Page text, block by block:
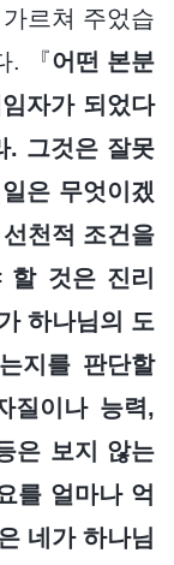
르쳐 주었습
. 『어떤 본분
자가 되었다
. 그것은 잘못
은 무엇이겠
천적 조건을
할 것은 진리
하나님의 도
지를 판단할
질이나 능력,
은 보지 않는
를 얼마나 억
네가 하나님